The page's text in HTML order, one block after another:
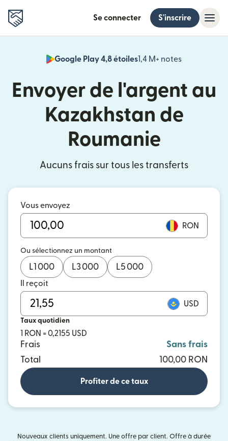
Se connecter S'inscrire
Google Play 4,8 étoiles1,4 M+ notes
Envoyer de l'argent au
Kazakhstan de
Roumanie
Aucuns frais sur tous les transferts
Vous envoyez
RON
Ou sélectionnez un montant
L1 000 L3 000 L5 000
Il reçoit
USD
Taux quotidien
1 RON = 0,2155 USD
Frais
Sans frais
Total
100,00 RON
Profiter de ce taux
Nouveaux clients uniquement. Une offre par client. Offre à durée